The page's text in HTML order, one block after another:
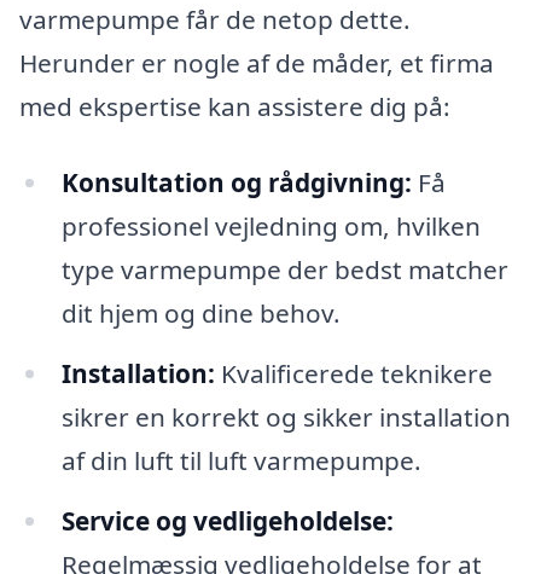
varmepumpe får de netop dette.
Herunder er nogle af de måder, et firma
med ekspertise kan assistere dig på:
Konsultation og rådgivning: Få
professionel vejledning om, hvilken
type varmepumpe der bedst matcher
dit hjem og dine behov.
Installation: Kvalificerede teknikere
sikrer en korrekt og sikker installation
af din luft til luft varmepumpe.
Service og vedligeholdelse:
Regelmæssig vedligeholdelse for at